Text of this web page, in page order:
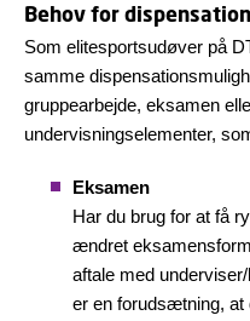
Behov for dispensation
Som elitesportsudøver på
samme
gruppearbejde, eksamen
undervisningselementer,
Eksamen
Har du brug for at få
ændret
aftale med
er en forudsætning, at